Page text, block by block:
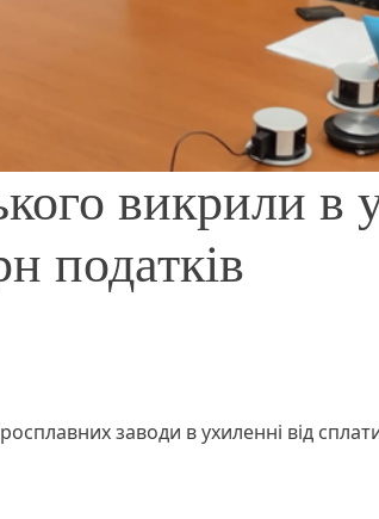
викрили в
податків
заводи в ухиленні від